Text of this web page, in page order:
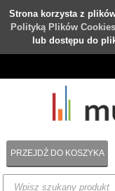
Strona korzysta z
Polityką Plików Cookies
lub dostępu do
PRZEJDŹ DO KOSZYKA